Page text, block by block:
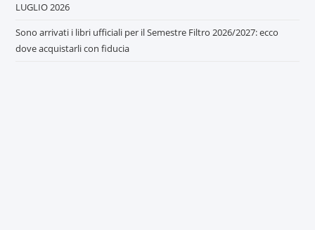
LUGLIO 2026
Sono arrivati i libri ufficiali per il Semestre Filtro 2026/2027: ecco
dove acquistarli con fiducia